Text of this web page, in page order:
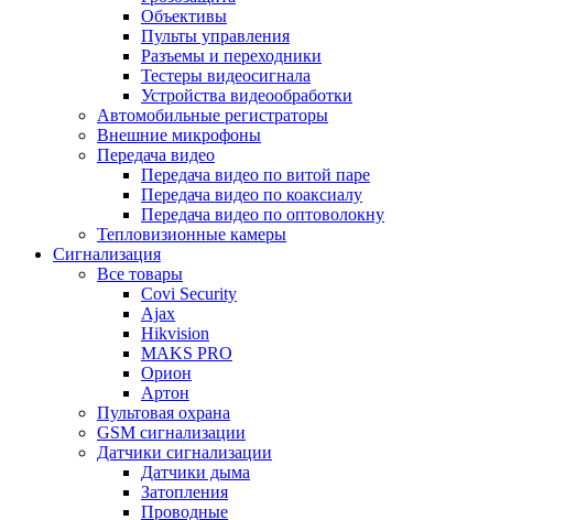
Объективы
Пульты управления
Разъемы и переходники
Тестеры видеосигнала
Устройства видеообработки
Автомобильные регистраторы
Внешние микрофоны
Передача видео
Передача видео по витой паре
Передача видео по коаксиалу
Передача видео по оптоволокну
Тепловизионные камеры
Сигнализация
Все товары
Covi Security
Ajax
Hikvision
MAKS PRO
Орион
Артон
Пультовая охрана
GSM сигнализации
Датчики сигнализации
Датчики дыма
Затопления
Проводные